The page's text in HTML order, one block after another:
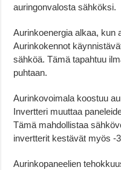
auringonvalosta sähköksi.
Aurinkoenergia alkaa, kun
Aurinkokennot
sähköä. Tämä tapahtuu
puhtaan.
Aurinkovoimala koostuu
Invertteri muuttaa
Tämä mahdollistaa
invertterit kestävät myös -
Aurinkopaneelien